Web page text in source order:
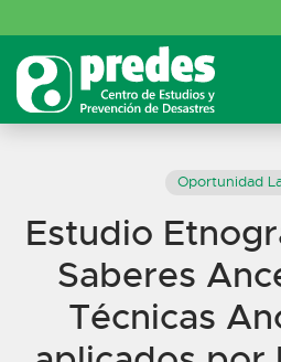
Oportunidad
Estudio
Saberes
Técnicas